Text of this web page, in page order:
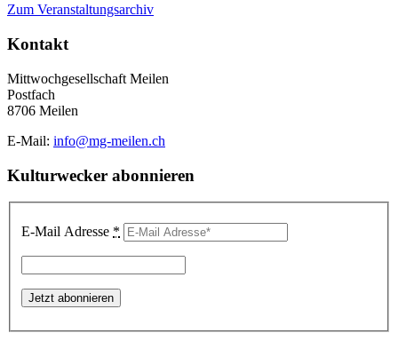
Zum Veranstaltungsarchiv
Kontakt
Mittwochgesellschaft Meilen
Postfach
8706 Meilen
E-Mail: info@mg-meilen.ch
Kulturwecker abonnieren
E-Mail Adresse *